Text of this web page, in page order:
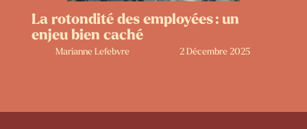
La rotondité des employées : un
enjeu bien caché
Marianne Lefebvre 2 Décembre 2025